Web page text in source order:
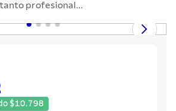
profesional...
$10.798